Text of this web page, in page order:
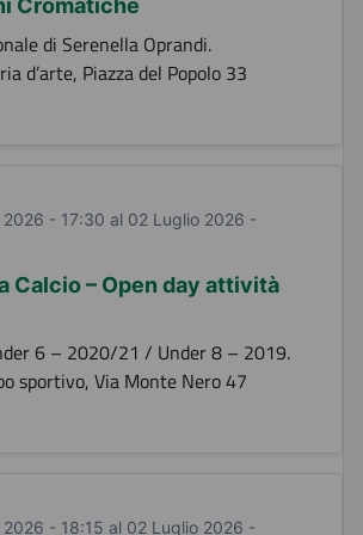
di Serenella Oprandi.
d’arte, Piazza del Popolo 33
2026 - 17:30 al 02 Luglio 2026 -
Calcio – Open day attività
6 – 2020/21 / Under 8 – 2019.
sportivo, Via Monte Nero 47
2026 - 18:15 al 02 Luglio 2026 -